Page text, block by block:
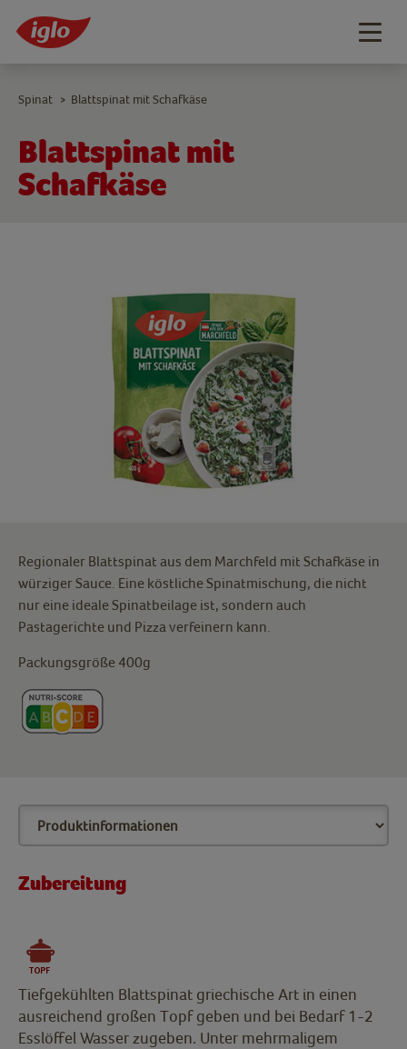
Blattspinat mit
Schafkäse
Spinat > Blattspinat mit Schafkäse
Regionaler Blattspinat aus dem Marchfeld mit Schafkäse in
würziger Sauce. Eine köstliche Spinatmischung, die nicht
nur eine ideale Spinatbeilage ist, sondern auch
Pastagerichte und Pizza verfeinern kann.
Packungsgröße 400g
Zubereitung
Tiefgekühlten Blattspinat griechische Art in einen
ausreichend großen Topf geben und bei Bedarf 1-2
Esslöffel Wasser zugeben. Unter mehrmaligem